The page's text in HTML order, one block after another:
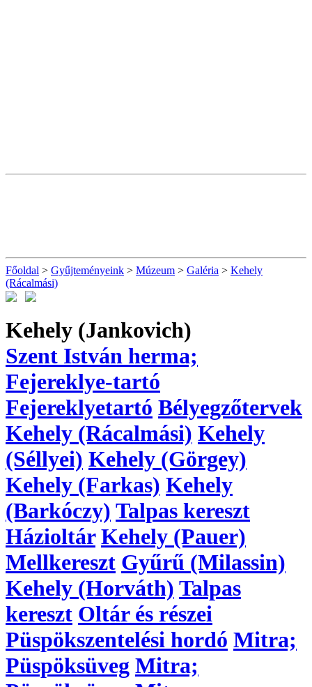
Főoldal > Gyűjteményeink > Múzeum > Galéria > Kehely
(Rácalmási)
Kehely (Jankovich)
Szent István herma;
Fejereklye-tartó
Fejereklyetartó Bélyegzőtervek
Kehely (Rácalmási) Kehely
(Séllyei) Kehely (Görgey)
Kehely (Farkas) Kehely
(Barkóczy) Talpas kereszt
Házioltár Kehely (Pauer)
Mellkereszt Gyűrű (Milassin)
Kehely (Horváth) Talpas
kereszt Oltár és részei
Püspökszentelési hordó Mitra;
Püspöksüveg Mitra;